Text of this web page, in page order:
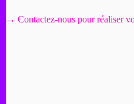
→ Contactez-nous pour réaliser